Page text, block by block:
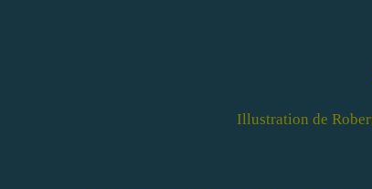
Illustration de